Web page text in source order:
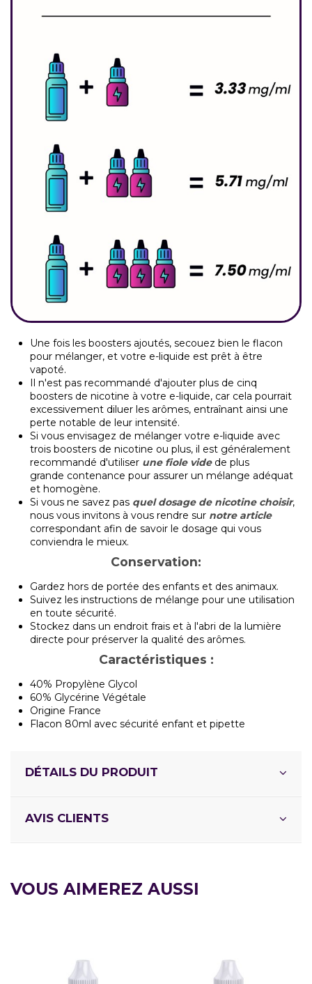
Une fois les boosters ajoutés, secouez bien le flacon
pour mélanger, et votre e-liquide est prêt à être
vapoté.
Il n'est pas recommandé d'ajouter plus de cinq
boosters de nicotine à votre e-liquide, car cela pourrait
excessivement diluer les arômes, entraînant ainsi une
perte notable de leur intensité.
Si vous envisagez de mélanger votre e-liquide avec
trois boosters de nicotine ou plus, il est généralement
recommandé d'utiliser une fiole videde plus
grande contenance pour assurer un mélange adéquat
et homogène.
Si vous ne savez pas quel dosage de nicotine choisir,
nous vous invitons à vous rendre sur notre article
correspondant afin de savoir le dosage qui vous
conviendra le mieux.
Conservation:
Gardez hors de portée des enfants et des animaux.
Suivez les instructions de mélange pour une utilisation
en toute sécurité.
Stockez dans un endroit frais et à l'abri de la lumière
directe pour préserver la qualité des arômes.
Caractéristiques :
40% Propylène Glycol
60% Glycérine Végétale
Origine France
Flacon 80ml avec sécurité enfant et pipette
DÉTAILS DU PRODUIT
AVIS CLIENTS
VOUS AIMEREZ AUSSI